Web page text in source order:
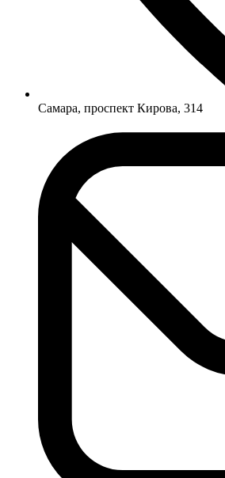
Самара, проспект Кирова, 314